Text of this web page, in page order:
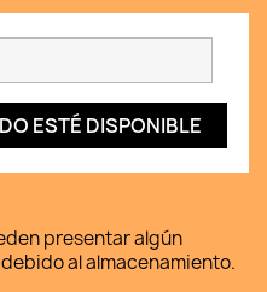
ESTÉ DISPONIBLE
presentar algún
al almacenamiento.